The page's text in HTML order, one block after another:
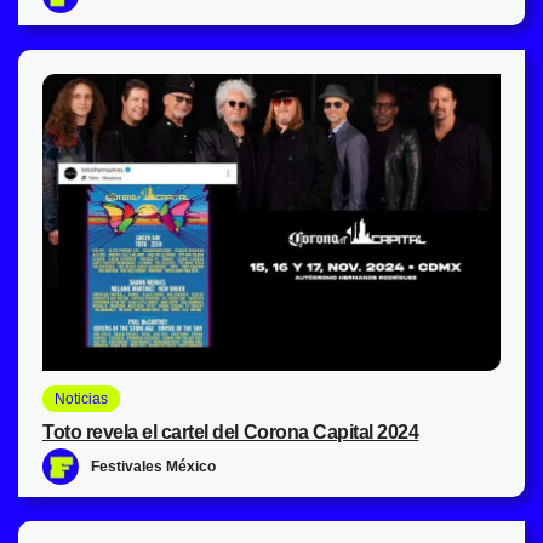
Noticias
Toto revela el cartel del Corona Capital 2024
Festivales México